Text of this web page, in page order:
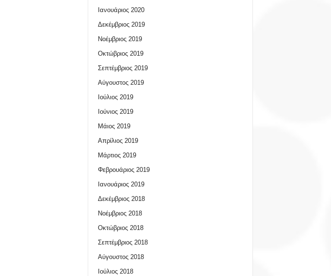
Ιανουάριος 2020
Δεκέμβριος 2019
Νοέμβριος 2019
Οκτώβριος 2019
Σεπτέμβριος 2019
Αύγουστος 2019
Ιούλιος 2019
Ιούνιος 2019
Μάιος 2019
Απρίλιος 2019
Μάρτιος 2019
Φεβρουάριος 2019
Ιανουάριος 2019
Δεκέμβριος 2018
Νοέμβριος 2018
Οκτώβριος 2018
Σεπτέμβριος 2018
Αύγουστος 2018
Ιούλιος 2018